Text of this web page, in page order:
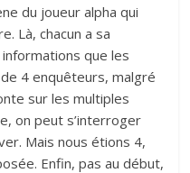
du joueur alpha qui
Là, chacun a sa
que les
4 enquêteurs, malgré
sur les multiples
on peut s’interroger
Mais nous étions 4,
Enfin, pas au début,